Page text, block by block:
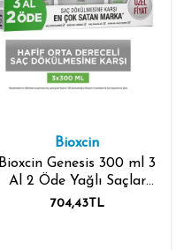
Bioxcin
Bioxcin Genesis 300 ml 3
Al 2 Öde Yağlı Saçlar
Şampuan
704,43TL